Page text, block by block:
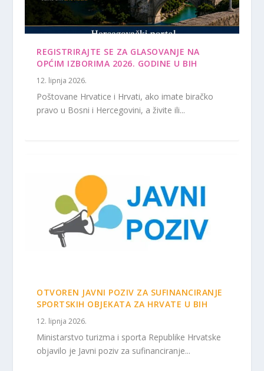
REGISTRIRAJTE SE ZA GLASOVANJE NA
OPĆIM IZBORIMA 2026. GODINE U BIH
12. lipnja 2026.
Poštovane Hrvatice i Hrvati, ako imate biračko
pravo u Bosni i Hercegovini, a živite ili...
OTVOREN JAVNI POZIV ZA SUFINANCIRANJE
SPORTSKIH OBJEKATA ZA HRVATE U BIH
12. lipnja 2026.
Ministarstvo turizma i sporta Republike Hrvatske
objavilo je Javni poziv za sufinanciranje...